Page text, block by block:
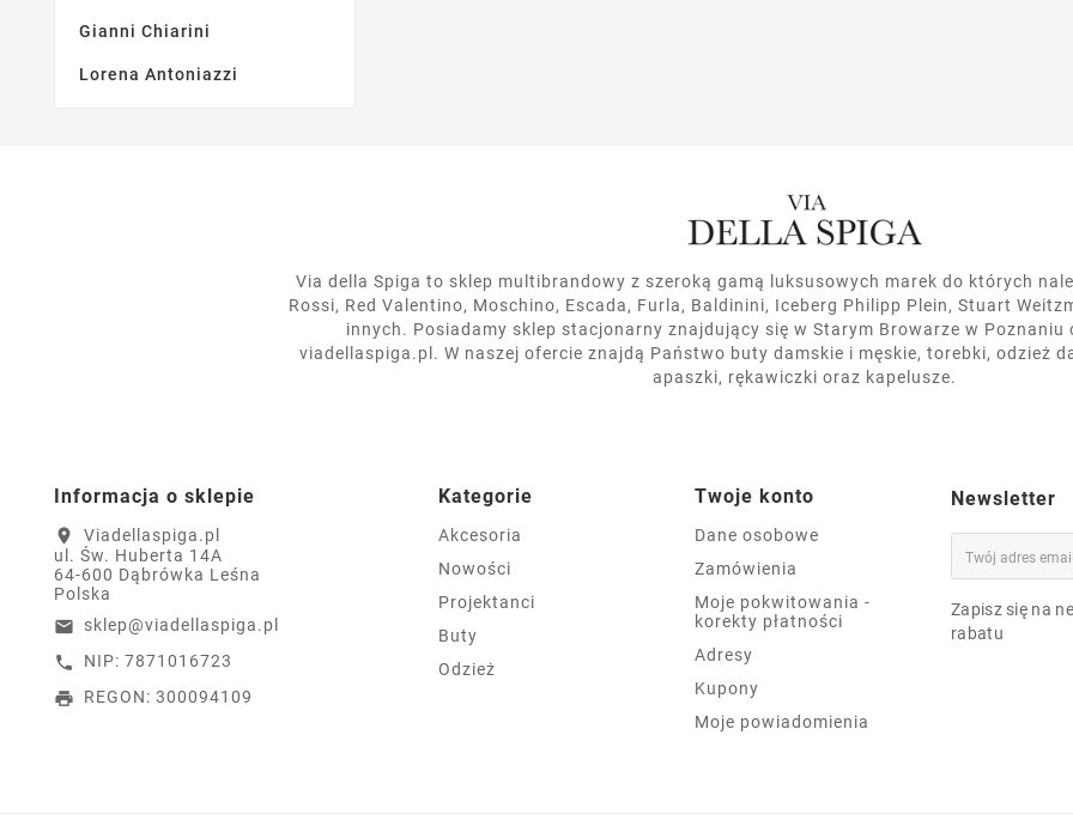
Gianni Chiarini
Lorena Antoniazzi
Via della Spiga to sklep multibrandowy z szeroką gamą luksusowych marek do których
Rossi, Red Valentino, Moschino, Escada, Furla, Baldinini, Iceberg Philipp Plein, Stuart
innych. Posiadamy sklep stacjonarny znajdujący się w Starym Browarze w
viadellaspiga.pl. W naszej ofercie znajdą Państwo buty damskie i męskie, torebki, odzież
apaszki, rękawiczki oraz kapelusze.
Informacja o sklepie
location_on
Viadellaspiga.pl
ul. Św. Huberta 14A
64-600 Dąbrówka Leśna
Polska
email sklep@viadellaspiga.pl
call NIP: 7871016723
print REGON: 300094109
Kategorie
Akcesoria
Nowości
Projektanci
Buty
Odzież
Twoje konto
Dane osobowe
Zamówienia
Moje pokwitowania -
korekty płatności
Adresy
Kupony
Moje powiadomienia
Newsletter
Zapisz się na
rabatu